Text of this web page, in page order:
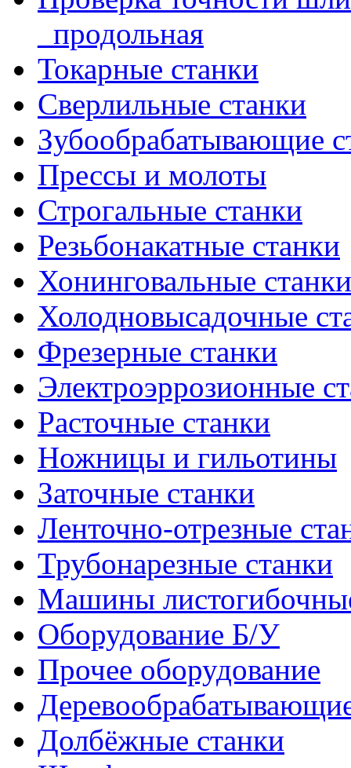
_продольная
Токарные станки
Сверлильные станки
Зубообрабатывающие
Прессы и молоты
Строгальные станки
Резьбонакатные станки
Хонинговальные станки
Холодновысадочные
Фрезерные станки
Электроэррозионные
Расточные станки
Ножницы и гильотины
Заточные станки
Ленточно-отрезные
Трубонарезные станки
Машины
Оборудование Б/У
Прочее оборудование
Долбёжные станки